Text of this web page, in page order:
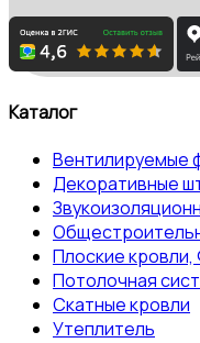
Каталог
Вентилируемые
Декоративные
Плоские
Потолочная
Скатные кровли
Утеплитель